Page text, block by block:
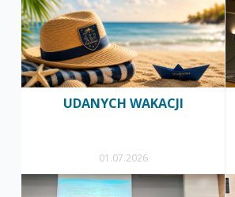
UDANYCH WAKACJI
01.07.2026